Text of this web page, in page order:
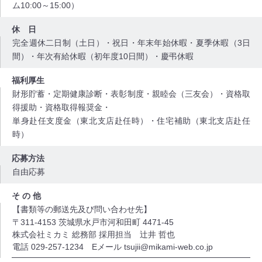
ム10:00～15:00）
休 日
完全週休二日制（土日）・祝日・年末年始休暇・夏季休暇（3日
間）・年次有給休暇（初年度10日間）・慶弔休暇
福利厚生
財形貯蓄・定期健康診断・表彰制度・親睦会（三友会）・資格取
得援助・資格取得報奨金・
単身赴任支度金（東北支店赴任時）・住宅補助（東北支店赴任
時）
応募方法
自由応募
そ の 他
【書類等の郵送先及び問い合わせ先】
〒311-4153 茨城県水戸市河和田町 4471-45
株式会社ミカミ 総務部 採用担当 辻井 哲也
電話 029-257-1234 Eメール tsujii@mikami-web.co.jp